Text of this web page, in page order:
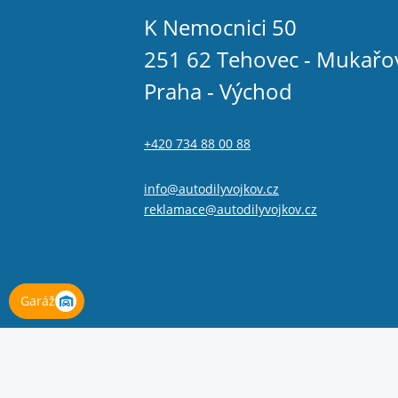
Garáž
K Nemocnici 50
251 62 Tehovec -
Praha - Východ
+420 734 88 00 88
info@autodilyvojkov.cz
reklamace@autodilyvojkov.cz